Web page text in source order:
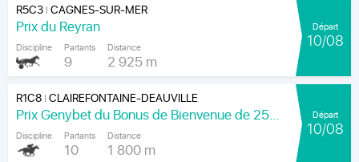
R5C3|CAGNES-SUR-MER
Prix du Reyran
Discipline Partants
9
Distance
2 925 m
Départ
10/08
R1C8|CLAIREFONTAINE-DEAUVILLE
Prix Genybet du Bonus de Bienvenue de 250 Euros (Prix Ramsin)
Discipline Partants
10
Distance
1 800 m
Départ
10/08